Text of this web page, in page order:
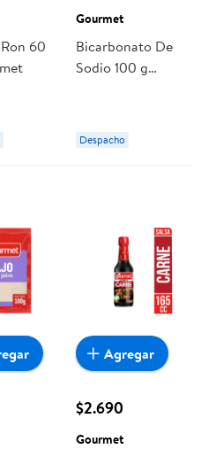
60
Gourmet
Bicarbonato De
Sodio 100 g
Despacho
$2.690
Gourmet
Agregar